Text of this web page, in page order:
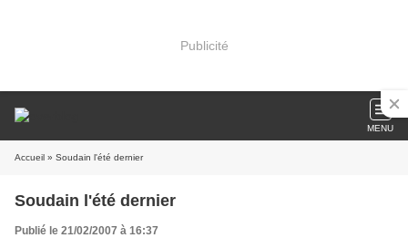
Publicité
MENU
Accueil » Soudain l'été dernier
Soudain l'été dernier
Publié le 21/02/2007 à 16:37